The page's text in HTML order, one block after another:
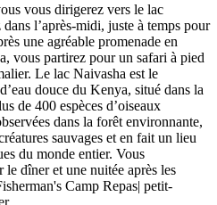
vous dirigerez vers le lac
l’après-midi, juste à temps pour
une agréable promenade en
vous partirez pour un safari à pied
Le lac Naivasha est le
douce du Kenya, situé dans la
de 400 espèces d’oiseaux
dans la forêt environnante,
sauvages et en fait un lieu
du monde entier. Vous
le dîner et une nuitée après les
Camp Repas| petit-